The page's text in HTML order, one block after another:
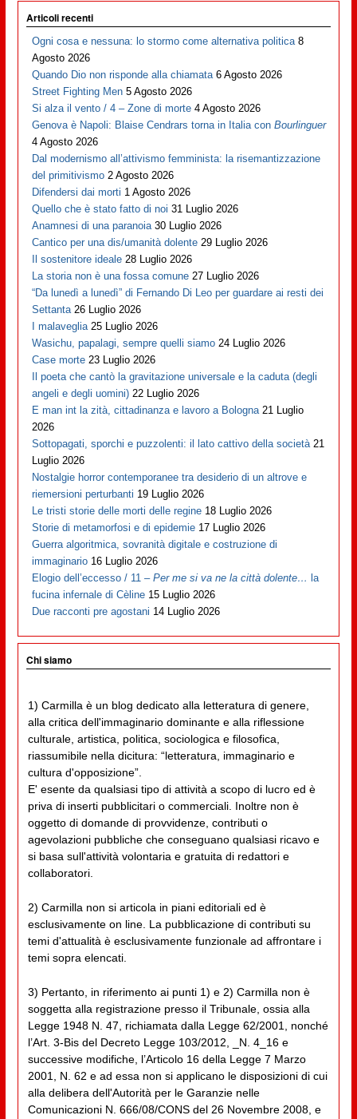
Articoli recenti
Ogni cosa e nessuna: lo stormo come alternativa politica 8
Agosto 2026
Quando Dio non risponde alla chiamata 6 Agosto 2026
Street Fighting Men 5 Agosto 2026
Si alza il vento / 4 – Zone di morte 4 Agosto 2026
Genova è Napoli: Blaise Cendrars torna in Italia conBourlinguer
4 Agosto 2026
Dal modernismo all’attivismo femminista: la risemantizzazione
del primitivismo 2 Agosto 2026
Difendersi dai morti 1 Agosto 2026
Quello che è stato fatto di noi 31 Luglio 2026
Anamnesi di una paranoia 30 Luglio 2026
Cantico per una dis/umanità dolente 29 Luglio 2026
Il sostenitore ideale 28 Luglio 2026
La storia non è una fossa comune 27 Luglio 2026
“Da lunedì a lunedì” di Fernando Di Leo per guardare ai resti dei
Settanta 26 Luglio 2026
I malaveglia 25 Luglio 2026
Wasichu, papalagi, sempre quelli siamo 24 Luglio 2026
Case morte 23 Luglio 2026
Il poeta che cantò la gravitazione universale e la caduta (degli
angeli e degli uomini) 22 Luglio 2026
E man int la zità, cittadinanza e lavoro a Bologna 21 Luglio
2026
Sottopagati, sporchi e puzzolenti: il lato cattivo della società 21
Luglio 2026
Nostalgie horror contemporanee tra desiderio di un altrove e
riemersioni perturbanti 19 Luglio 2026
Le tristi storie delle morti delle regine 18 Luglio 2026
Storie di metamorfosi e di epidemie 17 Luglio 2026
Guerra algoritmica, sovranità digitale e costruzione di
immaginario 16 Luglio 2026
Elogio dell’eccesso / 11 –Per me si va ne la città dolente… la
fucina infernale di Cèline 15 Luglio 2026
Due racconti pre agostani 14 Luglio 2026
Chi siamo
1) Carmilla è un blog dedicato alla letteratura di genere,
alla critica dell'immaginario dominante e alla riflessione
culturale, artistica, politica, sociologica e filosofica,
riassumibile nella dicitura: “letteratura, immaginario e
cultura d'opposizione”.
E' esente da qualsiasi tipo di attività a scopo di lucro ed è
priva di inserti pubblicitari o commerciali. Inoltre non è
oggetto di domande di provvidenze, contributi o
agevolazioni pubbliche che conseguano qualsiasi ricavo e
si basa sull'attività volontaria e gratuita di redattori e
collaboratori.
2) Carmilla non si articola in piani editoriali ed è
esclusivamente on line. La pubblicazione di contributi su
temi d'attualità è esclusivamente funzionale ad affrontare i
temi sopra elencati.
3) Pertanto, in riferimento ai punti 1) e 2) Carmilla non è
soggetta alla registrazione presso il Tribunale, ossia alla
Legge 1948 N. 47, richiamata dalla Legge 62/2001, nonché
l’Art. 3-Bis del Decreto Legge 103/2012, _N. 4_16 e
successive modifiche, l’Articolo 16 della Legge 7 Marzo
2001, N. 62 e ad essa non si applicano le disposizioni di cui
alla delibera dell'Autorità per le Garanzie nelle
Comunicazioni N. 666/08/CONS del 26 Novembre 2008, e